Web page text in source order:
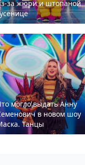
за жюри и штопаной
могло выдать Анну
в новом шоу
Танцы